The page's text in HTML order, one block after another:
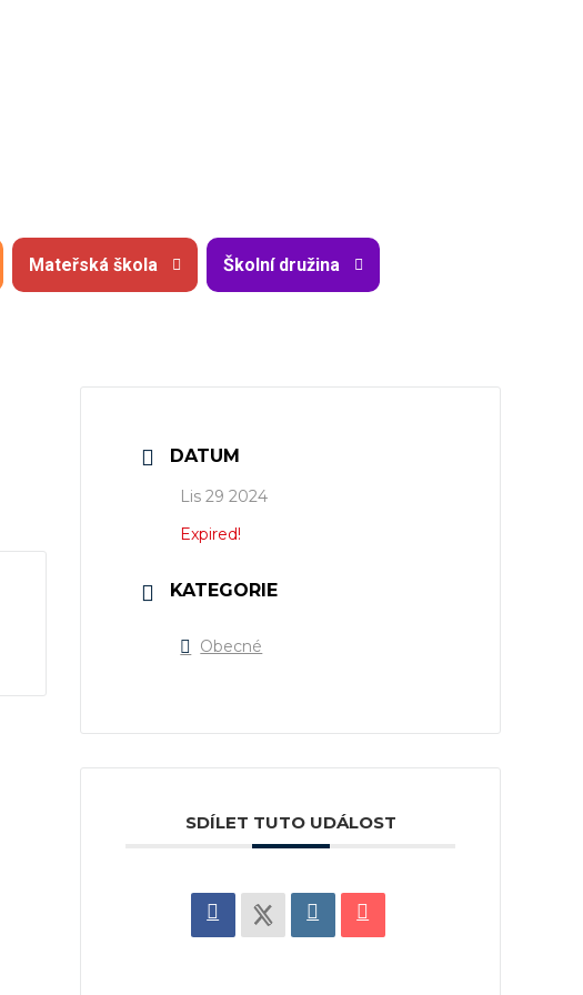
Mateřská škola Školní družina
DATUM
Lis 29 2024
Expired!
KATEGORIE
Obecné
SDÍLET TUTO UDÁLOST